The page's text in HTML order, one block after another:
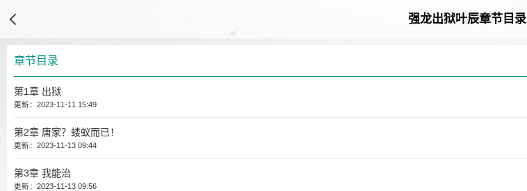
强龙出狱叶辰章节目录
章节目录
第1章 出狱
更新：2023-11-11 15:49
第2章 唐家？蝼蚁而已！
更新：2023-11-13 09:44
第3章 我能治
更新：2023-11-13 09:56